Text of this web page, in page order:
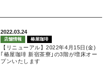
2022.03.24
店舗情報 椿屋珈琲
【リニューアル】2022年4月15日(金)
｢椿屋珈琲 新宿茶寮｣の3階が増床オー
プンいたします